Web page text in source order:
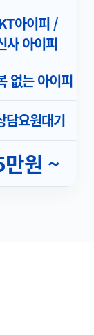
아이피 /
사 아이피
없는 아이피
담요원대기
원 ~